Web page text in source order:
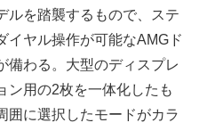
ルを踏襲するもので、ステ
イヤル操作が可能なAMGド
備わる。大型のディスプレ
ン用の2枚を一体化したも
囲に選択したモードがカラ